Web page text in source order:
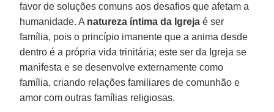
favor de soluções comuns aos desafios que afetam a
humanidade. A natureza íntima da Igreja é ser
família, pois o princípio imanente que a anima desde
dentro é a própria vida trinitária; este ser da Igreja se
manifesta e se desenvolve externamente como
família, criando relações familiares de comunhão e
amor com outras famílias religiosas.